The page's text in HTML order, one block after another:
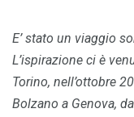
E’ stato un viaggio
L’ispirazione ci è
Torino, nell’ottobre
Bolzano a Genova,